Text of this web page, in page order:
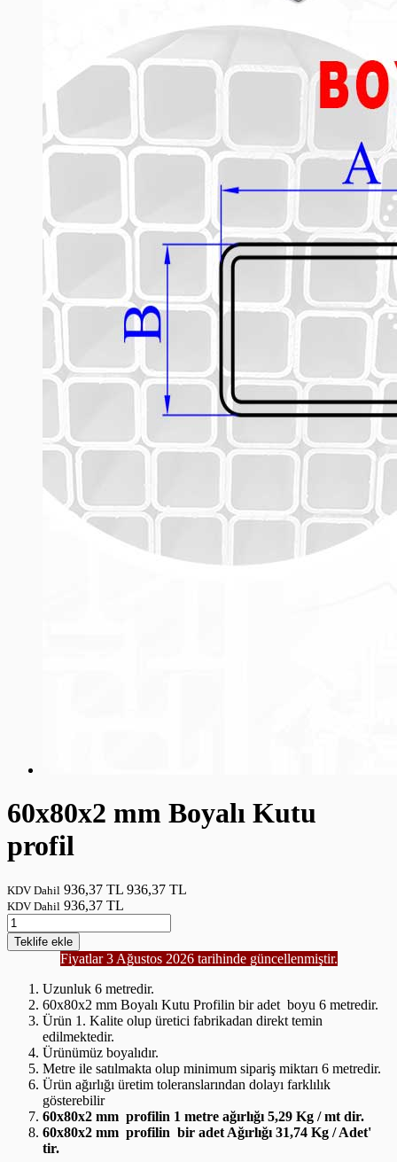
60x80x2 mm Boyalı Kutu
profil
KDV Dahil 936,37 TL 936,37 TL
KDV Dahil 936,37 TL
Teklife ekle
Fiyatlar 3 Ağustos 2026 tarihinde güncellenmiştir.
Uzunluk 6 metredir.
60x80x2 mm Boyalı Kutu Profilin bir adet boyu 6 metredir.
Ürün 1. Kalite olup üretici fabrikadan direkt temin
edilmektedir.
Ürünümüz boyalıdır.
Metre ile satılmakta olup minimum sipariş miktarı 6 metredir.
Ürün ağırlığı üretim toleranslarından dolayı farklılık
gösterebilir
60x80x2 mm profilin 1 metre ağırlığı 5,29 Kg / mt dir.
60x80x2 mm profilin bir adet Ağırlığı 31,74 Kg / Adet'
tir.